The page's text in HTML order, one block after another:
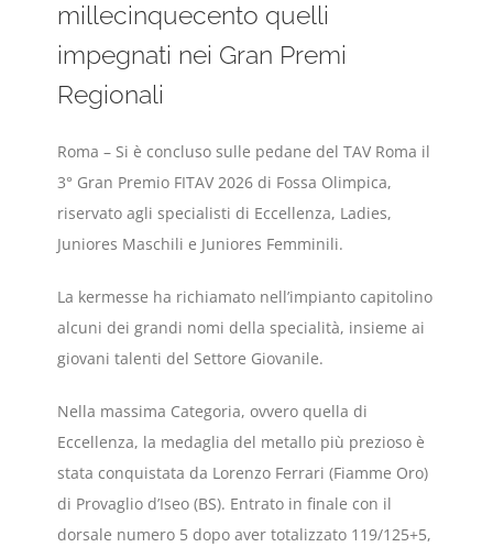
millecinquecento quelli
impegnati nei Gran Premi
Regionali
Roma – Si è concluso sulle pedane del TAV Roma il
3° Gran Premio FITAV 2026 di Fossa Olimpica,
riservato agli specialisti di Eccellenza, Ladies,
Juniores Maschili e Juniores Femminili.
La kermesse ha richiamato nell’impianto capitolino
alcuni dei grandi nomi della specialità, insieme ai
giovani talenti del Settore Giovanile.
Nella massima Categoria, ovvero quella di
Eccellenza, la medaglia del metallo più prezioso è
stata conquistata da Lorenzo Ferrari (Fiamme Oro)
di Provaglio d’Iseo (BS). Entrato in finale con il
dorsale numero 5 dopo aver totalizzato 119/125+5,